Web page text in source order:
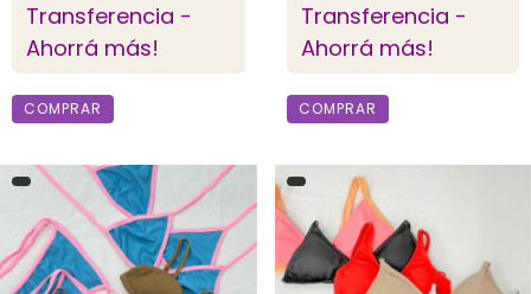
Transferencia -
Ahorrá más!
COMPRAR
Transferencia -
Ahorrá más!
COMPRAR